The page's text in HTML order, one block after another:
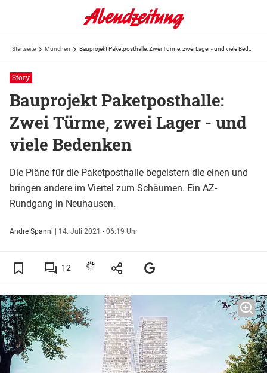
Startseite München
Story
Bauprojekt Paketposthalle:
Zwei Türme, zwei Lager - und
viele Bedenken
Die Pläne für die Paketposthalle begeistern die einen und
bringen andere im Viertel zum Schäumen. Ein AZ-
Rundgang in Neuhausen.
Andre Spannl 14. Juli 2021 - 06:19 Uhr
12